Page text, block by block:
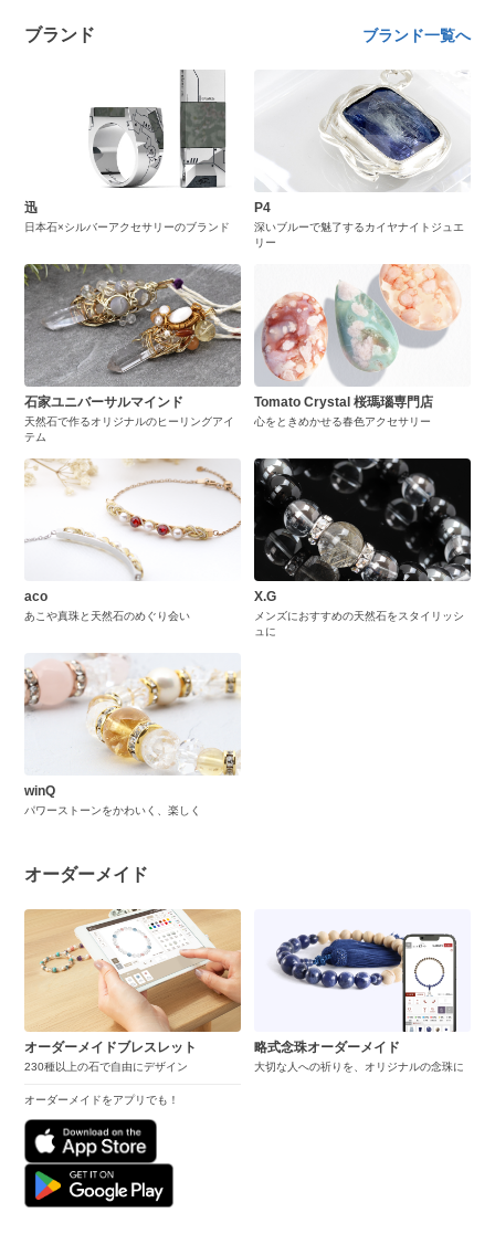
ブランド ブランド一覧へ
迅
日本石×シルバーアクセサリーのブランド
P4
深いブルーで魅了するカイヤナイトジュエ
リー
石家ユニバーサルマインド
天然石で作るオリジナルのヒーリングアイ
テム
Tomato Crystal 桜瑪瑙専門店
心をときめかせる春色アクセサリー
aco
あこや真珠と天然石のめぐり会い
X.G
メンズにおすすめの天然石をスタイリッシ
ュに
winQ
パワーストーンをかわいく、楽しく
オーダーメイド
オーダーメイドブレスレット
230種以上の石で自由にデザイン
オーダーメイドをアプリでも！
略式念珠オーダーメイド
大切な人への祈りを、オリジナルの念珠に